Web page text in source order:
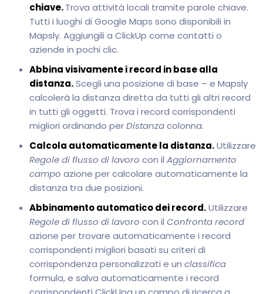
chiave.Trova attività locali tramite parole chiave.
Tutti i luoghi di Google Maps sono disponibili in
Mapsly. Aggiungili a ClickUp come contatti o
aziende in pochi clic.
Abbina visivamente i record in base alla
distanza.Scegli una posizione di base – e Mapsly
calcolerà la distanza diretta da tutti gli altri record
in tutti gli oggetti. Trova i record corrispondenti
migliori ordinando perDistanzacolonna.
Calcola automaticamente la distanza.Utilizzare
Regole di flusso di lavoro con il Aggiornamento
campo azione per calcolare automaticamente la
distanza tra due posizioni.
Abbinamento automatico dei record.Utilizzare
Regole di flusso di lavoro con il Confronta record
azione per trovare automaticamente i record
corrispondenti migliori basati su criteri di
corrispondenza personalizzati e un classifica
formula, e salva automaticamente i record